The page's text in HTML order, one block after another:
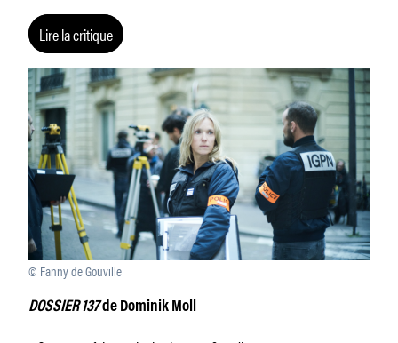
Lire la critique
© Fanny de Gouville
DOSSIER 137de Dominik Moll